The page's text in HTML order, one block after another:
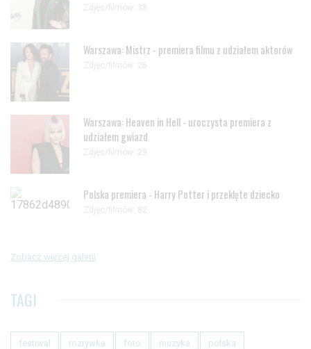
Zdjęc/filmów: 38
Warszawa: Mistrz - premiera filmu z udziałem aktorów
Zdjęc/filmów: 26
Warszawa: Heaven in Hell - uroczysta premiera z
udziałem gwiazd
Zdjęc/filmów: 29
Polska premiera - Harry Potter i przeklęte dziecko
Zdjęc/filmów: 82
Zobacz więcej galerii
TAGI
festiwal rozrywka foto muzyka polska